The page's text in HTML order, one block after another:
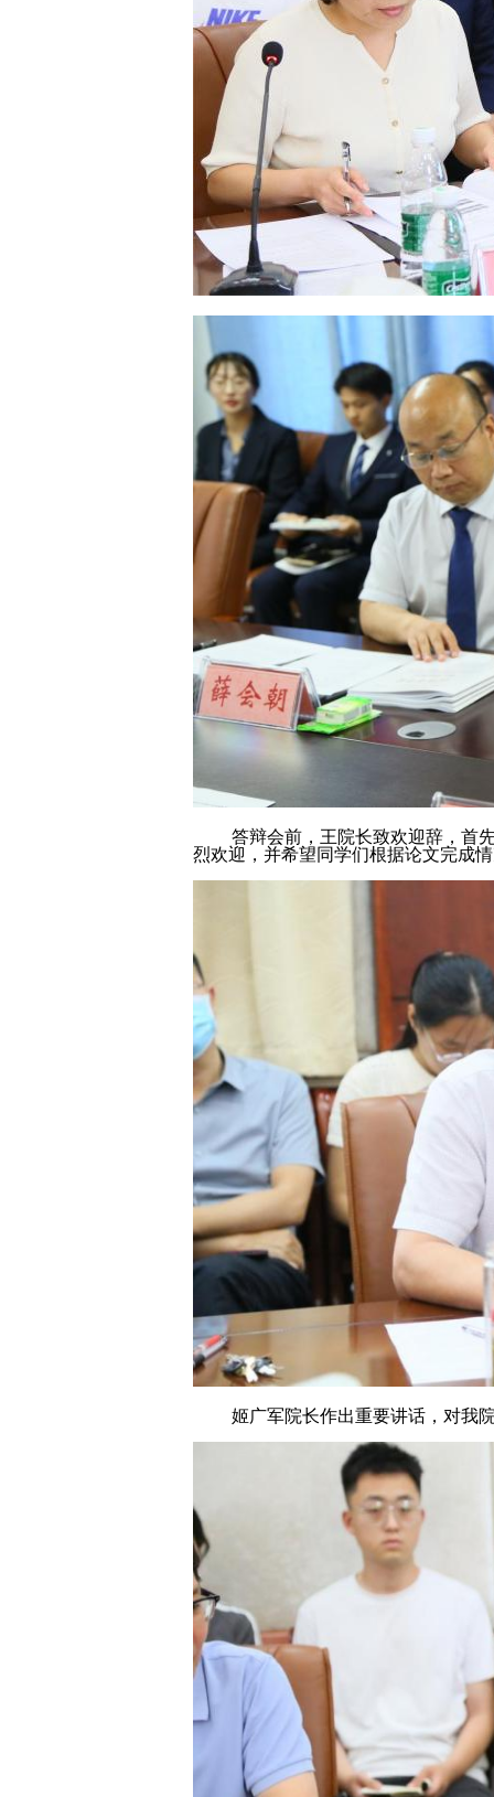
答辩会前，王院长致欢迎辞，首先
烈欢迎，并希望同学们根据论文完成
姬广军院长作出重要讲话，对我院